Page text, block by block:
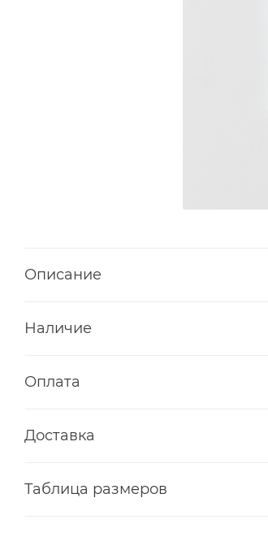
Описание
Наличие
Оплата
Доставка
Таблица размеров